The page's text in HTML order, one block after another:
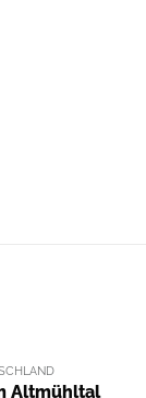
Altmühltal